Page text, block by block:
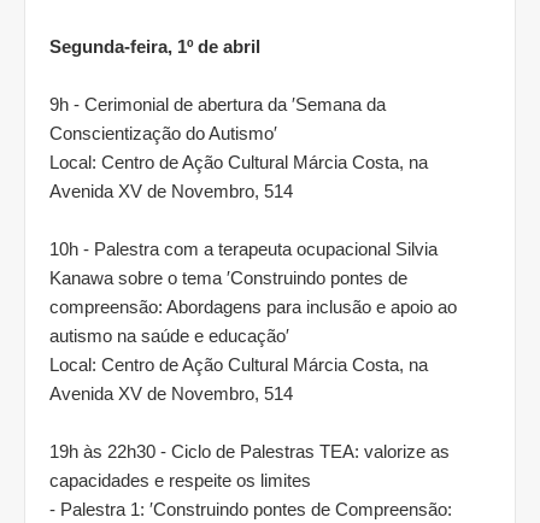
Segunda-feira, 1º de abril
9h - Cerimonial de abertura da ′Semana da
Conscientização do Autismo′
Local: Centro de Ação Cultural Márcia Costa, na
Avenida XV de Novembro, 514
10h - Palestra com a terapeuta ocupacional Silvia
Kanawa sobre o tema ′Construindo pontes de
compreensão: Abordagens para inclusão e apoio ao
autismo na saúde e educação′
Local: Centro de Ação Cultural Márcia Costa, na
Avenida XV de Novembro, 514
19h às 22h30 - Ciclo de Palestras TEA: valorize as
capacidades e respeite os limites
- Palestra 1: ′Construindo pontes de Compreensão: